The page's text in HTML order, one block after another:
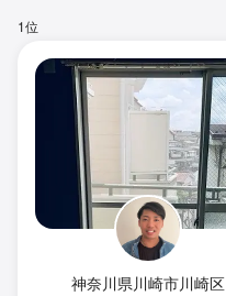
1位
神奈川県川崎市川崎区